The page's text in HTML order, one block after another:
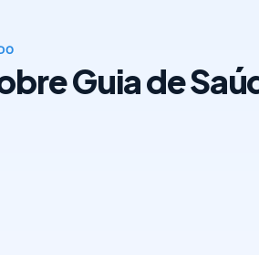
Guia de